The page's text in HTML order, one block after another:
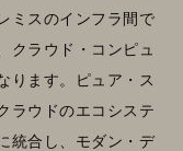
ミスのインフラ間で
クラウド・コンピュ
ります。ピュア・ス
ラウドのエコシステ
統合し、モダン・デ